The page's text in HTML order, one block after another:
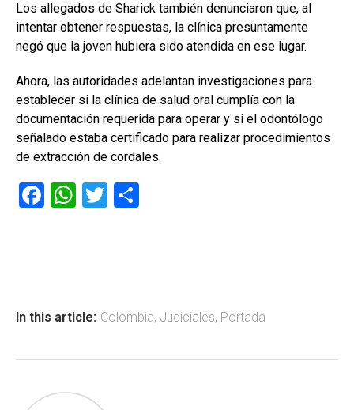
Los allegados de Sharick también denunciaron que, al
intentar obtener respuestas, la clínica presuntamente
negó que la joven hubiera sido atendida en ese lugar.
Ahora, las autoridades adelantan investigaciones para
establecer si la clínica de salud oral cumplía con la
documentación requerida para operar y si el odontólogo
señalado estaba certificado para realizar procedimientos
de extracción de cordales.
F
ok
W
p
T
tir
In this article: Colombia, Judiciales, Portada